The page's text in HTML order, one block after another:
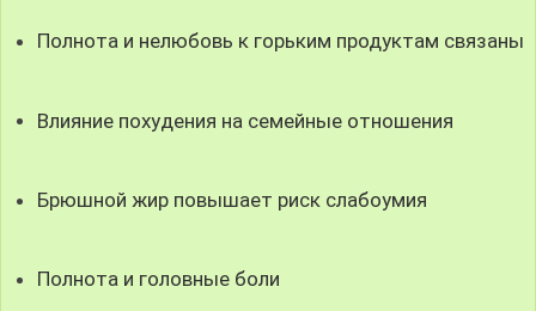
Полнота и нелюбовь к горьким продуктам связаны
Влияние похудения на семейные отношения
Брюшной жир повышает риск слабоумия
Полнота и головные боли